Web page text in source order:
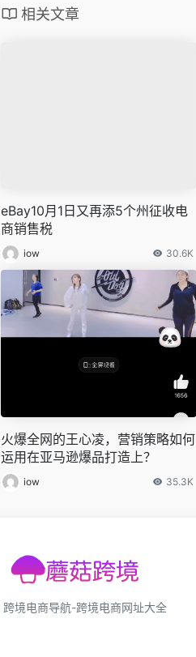
相关文章
eBay10月1日又再添5个州征收电
商销售税
iow 30.6K
火爆全网的王心凌，营销策略如何
运用在亚马逊爆品打造上？
iow 35.3K
跨境电商导航-跨境电商网址大全